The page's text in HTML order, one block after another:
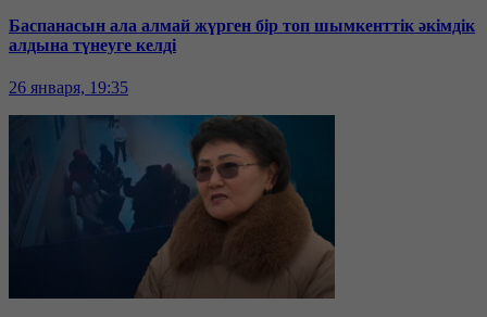
Баспанасын ала алмай жүрген бір топ шымкенттік әкімдік
алдына түнеуге келді
26 января, 19:35